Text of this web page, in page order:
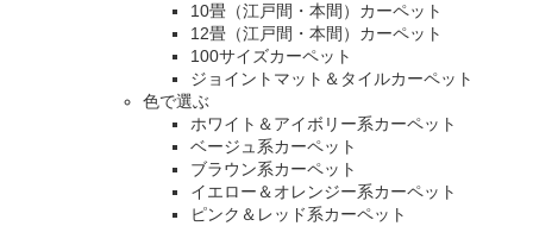
10畳（江戸間・本間）カーペット
12畳（江戸間・本間）カーペット
100サイズカーペット
ジョイントマット＆タイルカーペット
色で選ぶ
ホワイト＆アイボリー系カーペット
ベージュ系カーペット
ブラウン系カーペット
イエロー＆オレンジー系カーペット
ピンク＆レッド系カーペット